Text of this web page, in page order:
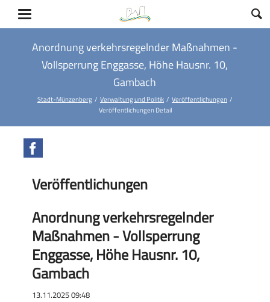
Anordnung verkehrsregelnder Maßnahmen -
Vollsperrung Enggasse, Höhe Hausnr. 10,
Gambach
Stadt-Münzenberg Verwaltung und Politik
Veröffentlichungen
Veröffentlichungen Detail
Veröffentlichungen
Anordnung verkehrsregelnder
Maßnahmen - Vollsperrung
Enggasse, Höhe Hausnr. 10,
Gambach
13.11.2025 09:48